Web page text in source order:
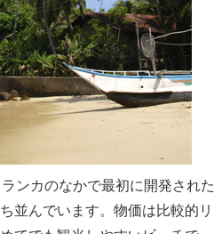
ンカのなかで最初に開発された
並んでいます。物価は比較的リ